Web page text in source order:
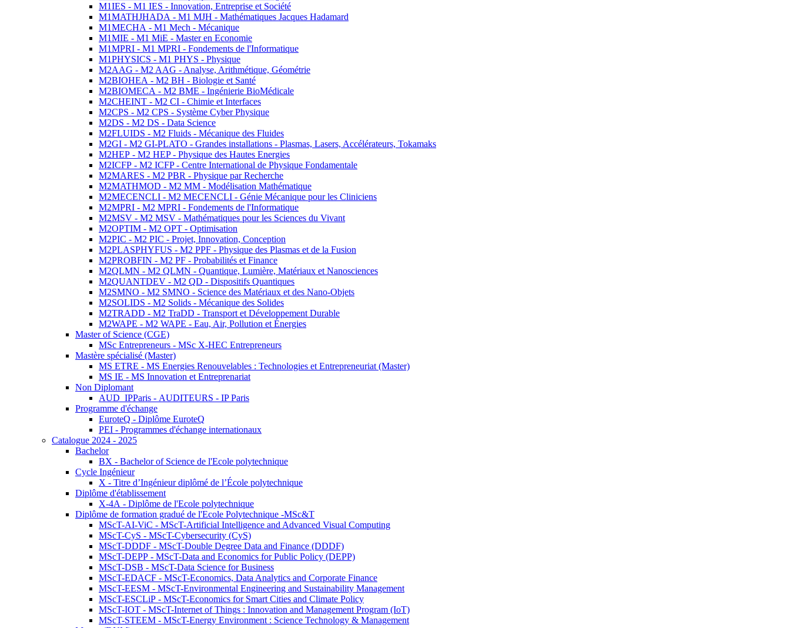
M1IES - M1 IES - Innovation, Entreprise et Société
M1MATHJHADA - M1 MJH - Mathématiques Jacques Hadamard
M1MECHA - M1 Mech - Mécanique
M1MIE - M1 MiE - Master en Economie
M1MPRI - M1 MPRI - Fondements de l'Informatique
M1PHYSICS - M1 PHYS - Physique
M2AAG - M2 AAG - Analyse, Arithmétique, Géométrie
M2BIOHEA - M2 BH - Biologie et Santé
M2BIOMECA - M2 BME - Ingénierie BioMédicale
M2CHEINT - M2 CI - Chimie et Interfaces
M2CPS - M2 CPS - Système Cyber Physique
M2DS - M2 DS - Data Science
M2FLUIDS - M2 Fluids - Mécanique des Fluides
M2GI - M2 GI-PLATO - Grandes installations - Plasmas, Lasers, Accélérateurs, Tokamaks
M2HEP - M2 HEP - Physique des Hautes Energies
M2ICFP - M2 ICFP - Centre International de Physique Fondamentale
M2MARES - M2 PBR - Physique par Recherche
M2MATHMOD - M2 MM - Modélisation Mathématique
M2MECENCLI - M2 MECENCLI - Génie Mécanique pour les Cliniciens
M2MPRI - M2 MPRI - Fondements de l'Informatique
M2MSV - M2 MSV - Mathématiques pour les Sciences du Vivant
M2OPTIM - M2 OPT - Optimisation
M2PIC - M2 PIC - Projet, Innovation, Conception
M2PLASPHYFUS - M2 PPF - Physique des Plasmas et de la Fusion
M2PROBFIN - M2 PF - Probabilités et Finance
M2QLMN - M2 QLMN - Quantique, Lumière, Matériaux et Nanosciences
M2QUANTDEV - M2 QD - Dispositifs Quantiques
M2SMNO - M2 SMNO - Science des Matériaux et des Nano-Objets
M2SOLIDS - M2 Solids - Mécanique des Solides
M2TRADD - M2 TraDD - Transport et Développement Durable
M2WAPE - M2 WAPE - Eau, Air, Pollution et Énergies
Master of Science (CGE)
MSc Entrepreneurs - MSc X-HEC Entrepreneurs
Mastère spécialisé (Master)
MS ETRE - MS Energies Renouvelables : Technologies et Entrepreneuriat (Master)
MS IE - MS Innovation et Entreprenariat
Non Diplomant
AUD_IPParis - AUDITEURS - IP Paris
Programme d'échange
EuroteQ - Diplôme EuroteQ
PEI - Programmes d'échange internationaux
Catalogue 2024 - 2025
Bachelor
BX - Bachelor of Science de l'Ecole polytechnique
Cycle Ingénieur
X - Titre d’Ingénieur diplômé de l’École polytechnique
Diplôme d'établissement
X-4A - Diplôme de l'Ecole polytechnique
Diplôme de formation gradué de l'Ecole Polytechnique -MSc&T
MScT-AI-ViC - MScT-Artificial Intelligence and Advanced Visual Computing
MScT-CyS - MScT-Cybersecurity (CyS)
MScT-DDDF - MScT-Double Degree Data and Finance (DDDF)
MScT-DEPP - MScT-Data and Economics for Public Policy (DEPP)
MScT-DSB - MScT-Data Science for Business
MScT-EDACF - MScT-Economics, Data Analytics and Corporate Finance
MScT-EESM - MScT-Environmental Engineering and Sustainability Management
MScT-ESCLiP - MScT-Economics for Smart Cities and Climate Policy
MScT-IOT - MScT-Internet of Things : Innovation and Management Program (IoT)
MScT-STEEM - MScT-Energy Environment : Science Technology & Management